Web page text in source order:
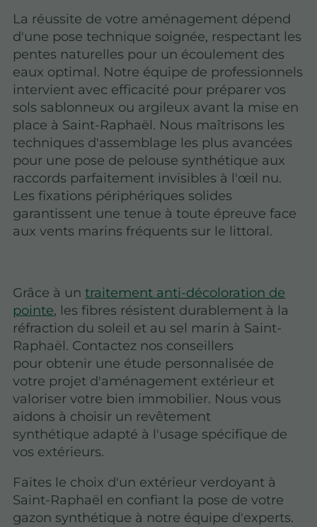
La réussite de votre aménagement dépend
d'une pose technique soignée, respectant les
pentes naturelles pour un écoulement des
eaux optimal. Notre équipe de professionnels
intervient avec efficacité pour préparer vos
sols sablonneux ou argileux avant la mise en
place à Saint-Raphaël. Nous maîtrisons les
techniques d'assemblage les plus avancées
pour une pose de pelouse synthétique aux
raccords parfaitement invisibles à l'œil nu.
Les fixations périphériques solides
garantissent une tenue à toute épreuve face
aux vents marins fréquents sur le littoral.
Grâce à untraitement anti-décoloration de
pointe, les fibres résistent durablement à la
réfraction du soleil et au sel marin à Saint-
Raphaël. Contactez nos conseillers
pour obtenir une étude personnalisée de
votre projet d'aménagement extérieur et
valoriser votre bien immobilier. Nous vous
aidons à choisir un revêtement
synthétique adapté à l'usage spécifique de
vos extérieurs.
Faites le choix d'un extérieur verdoyant à
Saint-Raphaël en confiant la pose de votre
gazon synthétique à notre équipe d'experts.